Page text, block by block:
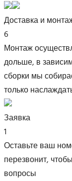
Доставка и
6
Монтаж
дольше, в
сборки мы
только
Заявка
1
Оставьте ваш
перезвонит,
вопросы